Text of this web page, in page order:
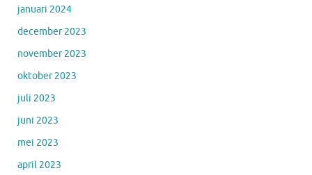
januari 2024
december 2023
november 2023
oktober 2023
juli 2023
juni 2023
mei 2023
april 2023